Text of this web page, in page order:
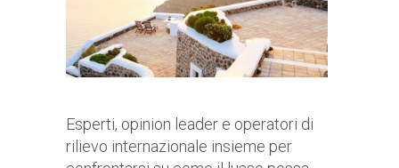
Esperti, opinion leader e operatori di
rilievo internazionale insieme per